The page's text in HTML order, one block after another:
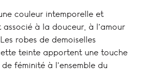
couleur intemporelle et
à la douceur, à l’amour
robes de demoiselles
teinte apportent une touche
féminité à l’ensemble du